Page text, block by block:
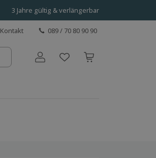
3 Jahre gültig & verlängerbar
Kontakt 089 / 70 80 90 90
Benutzerkonto